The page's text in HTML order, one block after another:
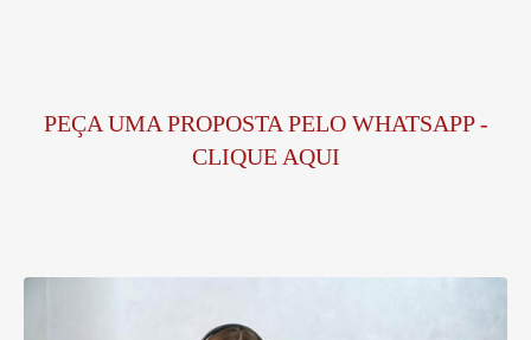
PEÇA UMA PROPOSTA PELO WHATSAPP -
CLIQUE AQUI